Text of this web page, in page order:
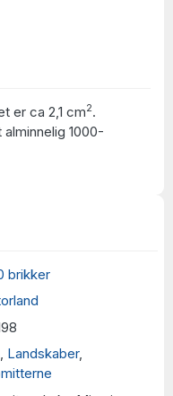
brikker
, Landskaber,
er ca 2,1 cm2.
1000-